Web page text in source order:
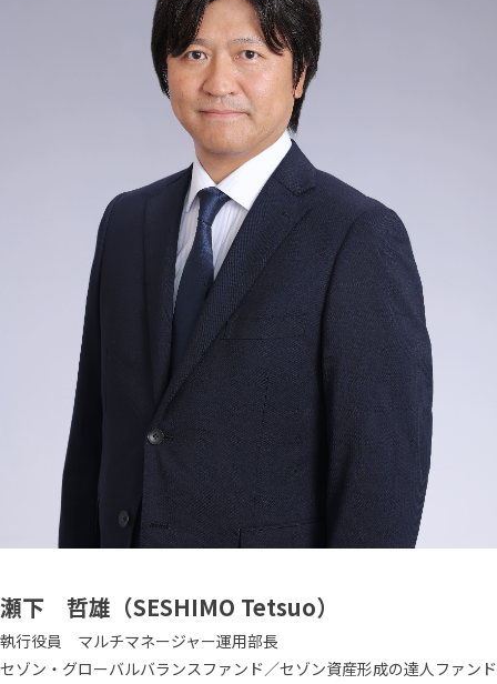
瀬下 哲雄（SESHIMO Tetsuo）
執行役員 マルチマネージャー運用部長
セゾン・グローバルバランスファンド／セゾン資産形成の達人ファンド